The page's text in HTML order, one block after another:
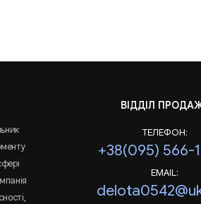
ВІДДІЛ
ТЕЛЕФОН:
+38(095) 566-
EMAIL: